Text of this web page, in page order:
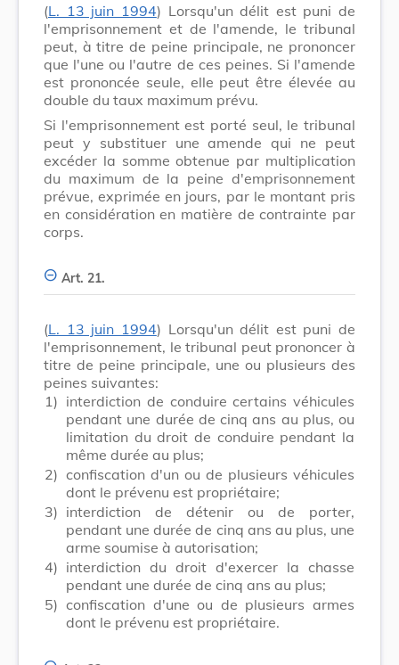
(L. 13 juin 1994) Lorsqu'un délit est puni de
l'emprisonnement et de l'amende, le tribunal
peut, à titre de peine principale, ne prononcer
que l'une ou l'autre de ces peines. Si l'amende
est prononcée seule, elle peut être élevée au
double du taux maximum prévu.
Si l'emprisonnement est porté seul, le tribunal
peut y substituer une amende qui ne peut
excéder la somme obtenue par multiplication
du maximum de la peine d'emprisonnement
prévue, exprimée en jours, par le montant pris
en considération en matière de contrainte par
corps.
Art. 21.
(L. 13 juin 1994) Lorsqu'un délit est puni de
l'emprisonnement, le tribunal peut prononcer à
titre de peine principale, une ou plusieurs des
peines suivantes:
1) interdiction de conduire certains véhicules
pendant une durée de cinq ans au plus, ou
limitation du droit de conduire pendant la
même durée au plus;
2) confiscation d'un ou de plusieurs véhicules
dont le prévenu est propriétaire;
3) interdiction de détenir ou de porter,
pendant une durée de cinq ans au plus, une
arme soumise à autorisation;
4) interdiction du droit d'exercer la chasse
pendant une durée de cinq ans au plus;
5) confiscation d'une ou de plusieurs armes
dont le prévenu est propriétaire.